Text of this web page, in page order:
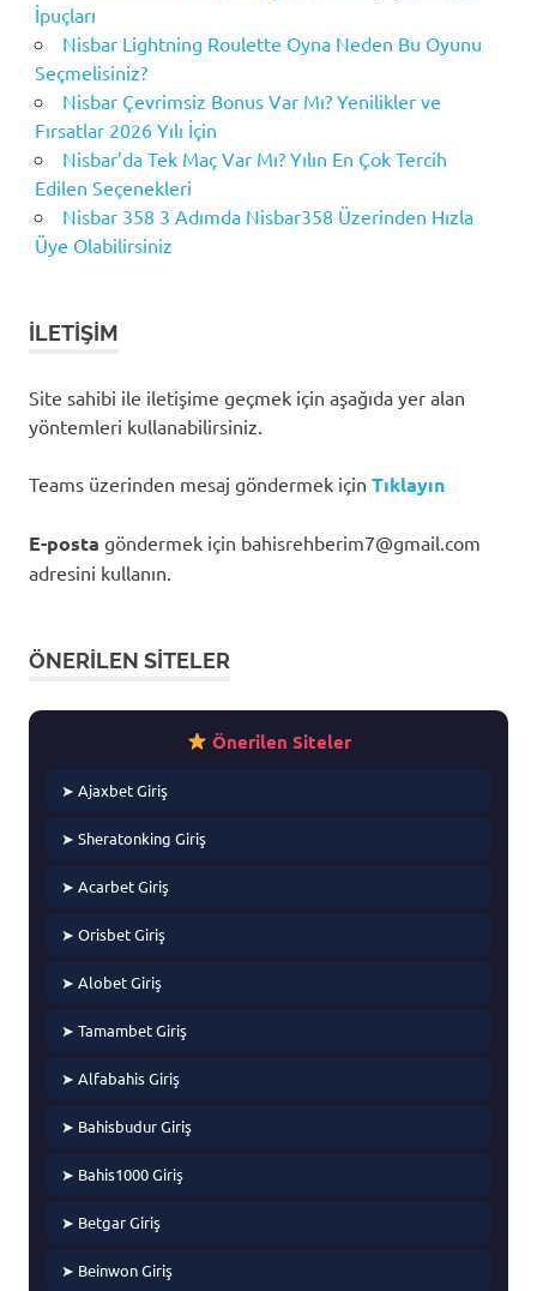
İpuçları
Nisbar Lightning Roulette Oyna Neden Bu Oyunu
Seçmelisiniz?
Nisbar Çevrimsiz Bonus Var Mı? Yenilikler ve
Fırsatlar 2026 Yılı İçin
Nisbar’da Tek Maç Var Mı? Yılın En Çok Tercih
Edilen Seçenekleri
Nisbar 358 3 Adımda Nisbar358 Üzerinden Hızla
Üye Olabilirsiniz
İLETIŞIM
Site sahibi ile iletişime geçmek için aşağıda yer alan
yöntemleri kullanabilirsiniz.
Teams üzerinden mesaj göndermek için Tıklayın
E-posta göndermek için bahisrehberim7@gmail.com
adresini kullanın.
ÖNERILEN SITELER
Önerilen Siteler
➤ Ajaxbet Giriş
➤ Sheratonking Giriş
➤ Acarbet Giriş
➤ Orisbet Giriş
➤ Alobet Giriş
➤ Tamambet Giriş
➤ Alfabahis Giriş
➤ Bahisbudur Giriş
➤ Bahis1000 Giriş
➤ Betgar Giriş
➤ Beinwon Giriş